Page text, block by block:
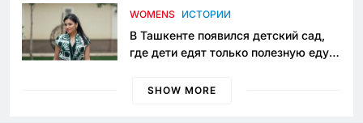
приговору
WOMENS ИСТОРИИ
В Ташкенте появился детский сад,
где дети едят только полезную еду.
просить «кашу без сахара»
SHOW MORE